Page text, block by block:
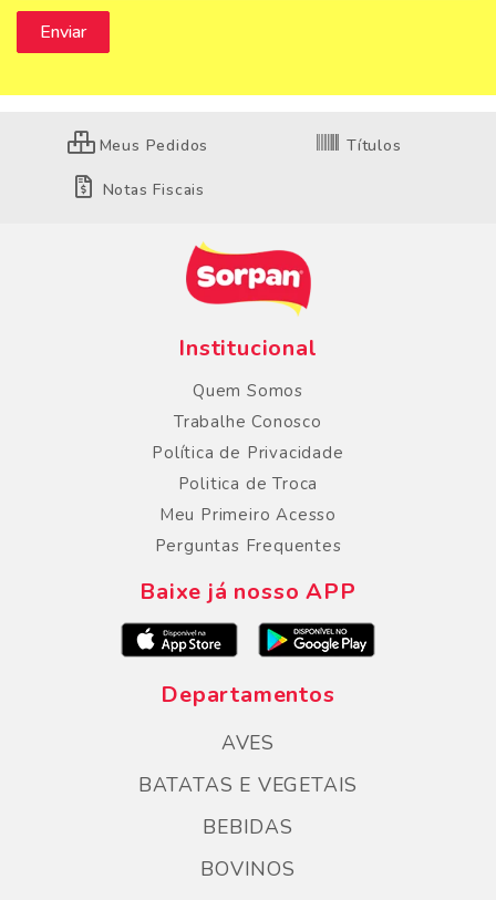
Meus Pedidos Títulos
Notas Fiscais
Institucional
Quem Somos
Trabalhe Conosco
Política de Privacidade
Politica de Troca
Meu Primeiro Acesso
Perguntas Frequentes
Baixe já nosso APP
Departamentos
AVES
BATATAS E VEGETAIS
BEBIDAS
BOVINOS